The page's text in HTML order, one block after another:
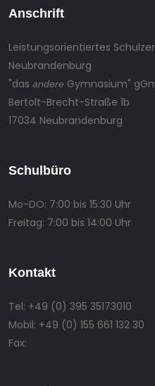
Anschrift
Leistungsorientiertes
Neubrandenburg
"das andere Gymnasium"
Bertolt-Brecht-Straße 1b
17034 Neubrandenburg
Schulbüro
Mo-DO: 7:00 bis 15:30 Uhr
Freitag: 7:00 bis 14:00 Uhr
Kontakt
Tel: +49 (0) 395 35173010
Mobil: +49 (0) 155 661 132 30
Fax: